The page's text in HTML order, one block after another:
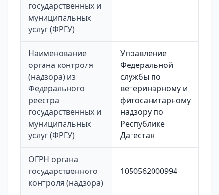
государственных и
муниципальных
услуг (ФРГУ)
Наименование
органа контроля
(надзора) из
Федерального
реестра
государственных и
муниципальных
услуг (ФРГУ)
Управление
Федеральной
службы по
ветеринарному и
фитосанитарному
надзору по
Республике
Дагестан
ОГРН органа
государственного
контроля (надзора)
1050562000994